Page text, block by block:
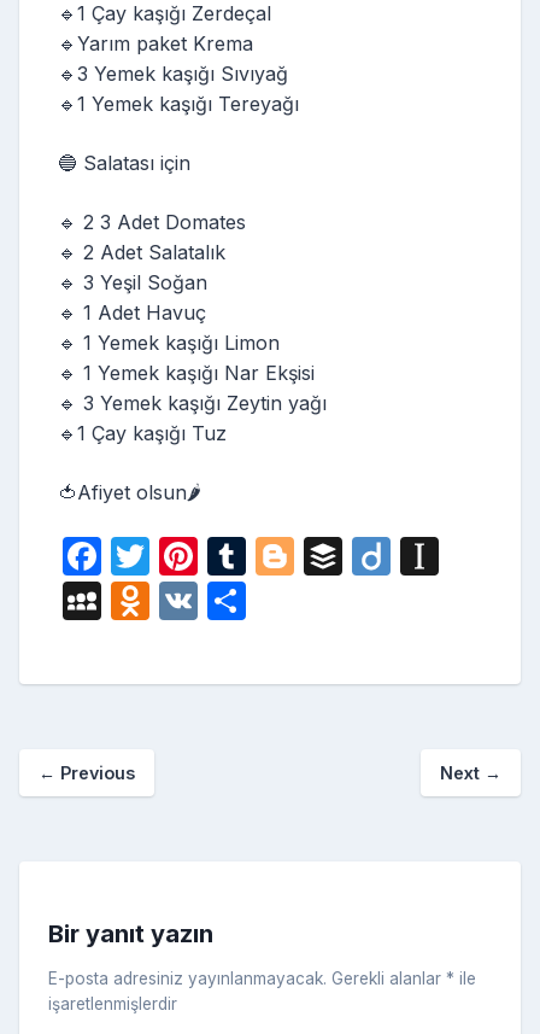
🔹1 Çay kaşığı Zerdeçal
🔹Yarım paket Krema
🔹3 Yemek kaşığı Sıvıyağ
🔹1 Yemek kaşığı Tereyağı
🔵 Salatası için
🔹 2 3 Adet Domates
🔹 2 Adet Salatalık
🔹 3 Yeşil Soğan
🔹 1 Adet Havuç
🔹 1 Yemek kaşığı Limon
🔹 1 Yemek kaşığı Nar Ekşisi
🔹 3 Yemek kaşığı Zeytin yağı
🔹1 Çay kaşığı Tuz
🍅Afiyet olsun🌶️
F
a
c
e
o
T
w
itt
er
Pi
nt
er
e
T
bl
Bl
g
B
r
Di
p
er
M
S
a
c
O
n
a
ki
V
ar
← Previous Next →
Bir yanıt yazın
E-posta adresiniz yayınlanmayacak. Gerekli alanlar * ile
işaretlenmişlerdir